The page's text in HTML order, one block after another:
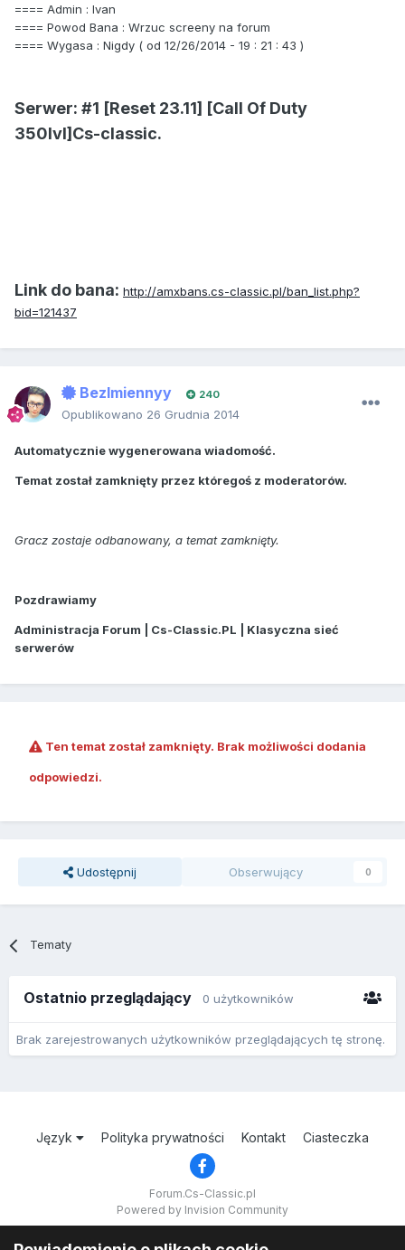
==== Admin : Ivan
==== Powod Bana : Wrzuc screeny na forum
==== Wygasa : Nigdy ( od 12/26/2014 - 19 : 21 : 43 )
Serwer: #1 [Reset 23.11] [Call Of Duty
350lvl]Cs-classic.
Link do bana: http://amxbans.cs-classic.pl/ban_list.php?
bid=121437
BezImiennyy 240
Opublikowano 26 Grudnia 2014
Automatycznie wygenerowana wiadomość.
Temat został zamknięty przez któregoś z moderatorów.
Gracz zostaje odbanowany, a temat zamknięty.
Pozdrawiamy
Administracja Forum | Cs-Classic.PL | Klasyczna sieć
serwerów
Ten temat został zamknięty. Brak możliwości dodania
odpowiedzi.
Udostępnij Obserwujący 0
Tematy
Ostatnio przeglądający 0 użytkowników
Brak zarejestrowanych użytkowników przeglądających tę stronę.
Język Polityka prywatności Kontakt Ciasteczka
Forum.Cs-Classic.pl
Powered by Invision Community